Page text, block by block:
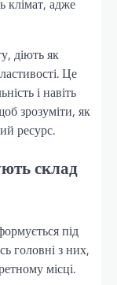
клімат, адже
діють як
Це
і навіть
зрозуміти, як
ресурс.
склад
під
головні з них,
місці.